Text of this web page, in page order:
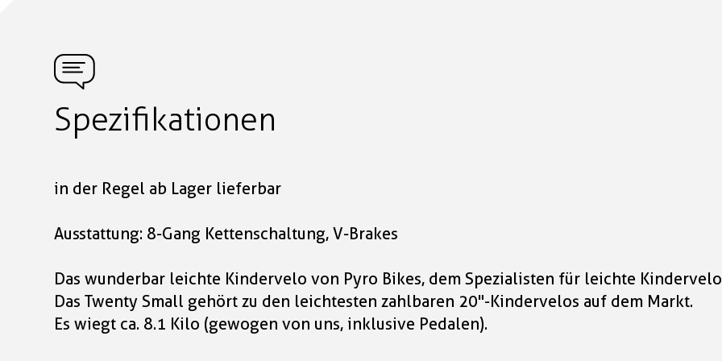
Spezifikationen
in der Regel ab Lager lieferbar
Ausstattung: 8-Gang Kettenschaltung, V-Brakes
Das wunderbar leichte Kindervelo von Pyro Bikes, dem Spezialisten für leichte
Das Twenty Small gehört zu den leichtesten zahlbaren 20"-Kindervelos auf dem Markt.
Es wiegt ca. 8.1 Kilo (gewogen von uns, inklusive Pedalen).